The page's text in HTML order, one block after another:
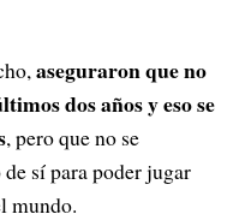
aseguraron que no
dos años y eso se
, pero que no se
sí para poder jugar
mundo.